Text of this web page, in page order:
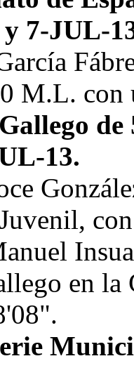
y 7-JUL-
M.L. con
13.
en